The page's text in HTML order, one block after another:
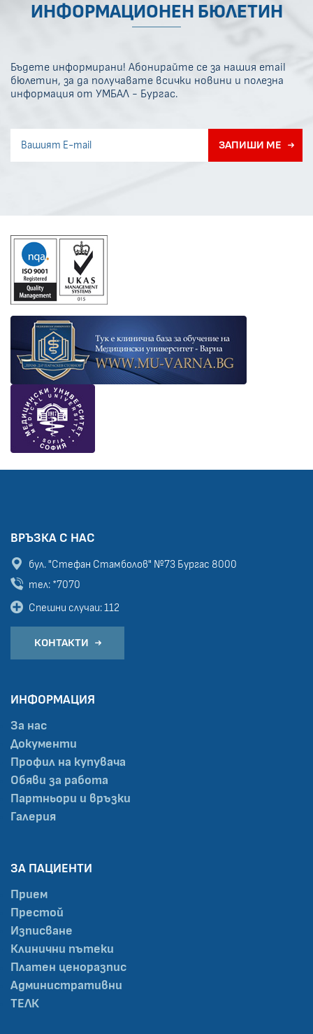
ИНФОРМАЦИОНЕН БЮЛЕТИН
Бъдете информирани! Абонирайте се за нашия email
бюлетин, за да получавате всички новини и полезна
информация от УМБАЛ - Бургас.
ЗАПИШИ МЕ
ВРЪЗКА С НАС
бул. "Стефан Стамболов" №73 Бургас 8000
тел: *7070
Спешни случаи: 112
КОНТАКТИ
ИНФОРМАЦИЯ
За нас
Документи
Профил на купувача
Обяви за работа
Партньори и връзки
Галерия
ЗА ПАЦИЕНТИ
Прием
Престой
Изписване
Клинични пътеки
Платен ценоразпис
Административни
ТЕЛК